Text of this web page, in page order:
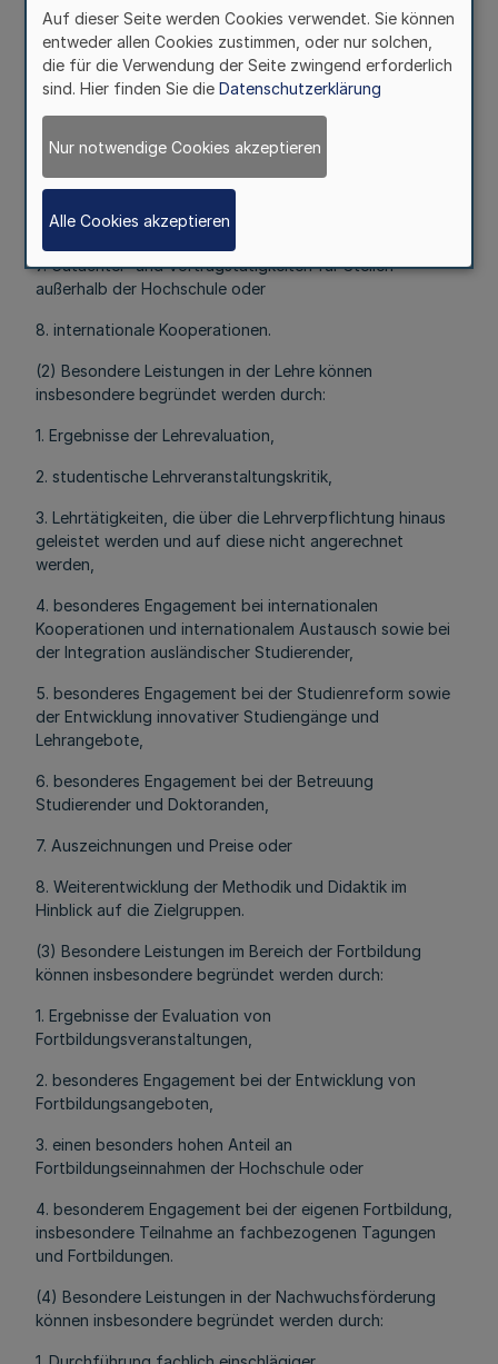
3. Aufbau und Leitung von Forschungsschwerpunkten,
Sonderforschungsbereichen, wissenschaftlichen
Arbeitsgruppen,
4. Herausgabe oder wissenschaftliche Redaktion von
Fachzeitschriften,
5. Leistungen im Wissenschaftstransfer,
6. Drittmitteleinwerbungen,
7. Gutachter- und Vortragstätigkeiten für Stellen
außerhalb der Hochschule oder
8. internationale Kooperationen.
(2) Besondere Leistungen in der Lehre können
insbesondere begründet werden durch:
1. Ergebnisse der Lehrevaluation,
2. studentische Lehrveranstaltungskritik,
3. Lehrtätigkeiten, die über die Lehrverpflichtung hinaus
geleistet werden und auf diese nicht angerechnet
werden,
4. besonderes Engagement bei internationalen
Kooperationen und internationalem Austausch sowie bei
der Integration ausländischer Studierender,
5. besonderes Engagement bei der Studienreform sowie
der Entwicklung innovativer Studiengänge und
Lehrangebote,
6. besonderes Engagement bei der Betreuung
Studierender und Doktoranden,
7. Auszeichnungen und Preise oder
8. Weiterentwicklung der Methodik und Didaktik im
Hinblick auf die Zielgruppen.
(3) Besondere Leistungen im Bereich der Fortbildung
können insbesondere begründet werden durch:
1. Ergebnisse der Evaluation von
Fortbildungsveranstaltungen,
2. besonderes Engagement bei der Entwicklung von
Fortbildungsangeboten,
3. einen besonders hohen Anteil an
Fortbildungseinnahmen der Hochschule oder
4. besonderem Engagement bei der eigenen Fortbildung,
insbesondere Teilnahme an fachbezogenen Tagungen
und Fortbildungen.
(4) Besondere Leistungen in der Nachwuchsförderung
können insbesondere begründet werden durch:
Auf dieser Seite werden Cookies verwendet. Sie können
entweder allen Cookies zustimmen, oder nur solchen,
die für die Verwendung der Seite zwingend erforderlich
sind. Hier finden Sie die Datenschutzerklärung
Nur notwendige Cookies akzeptieren
Alle Cookies akzeptieren